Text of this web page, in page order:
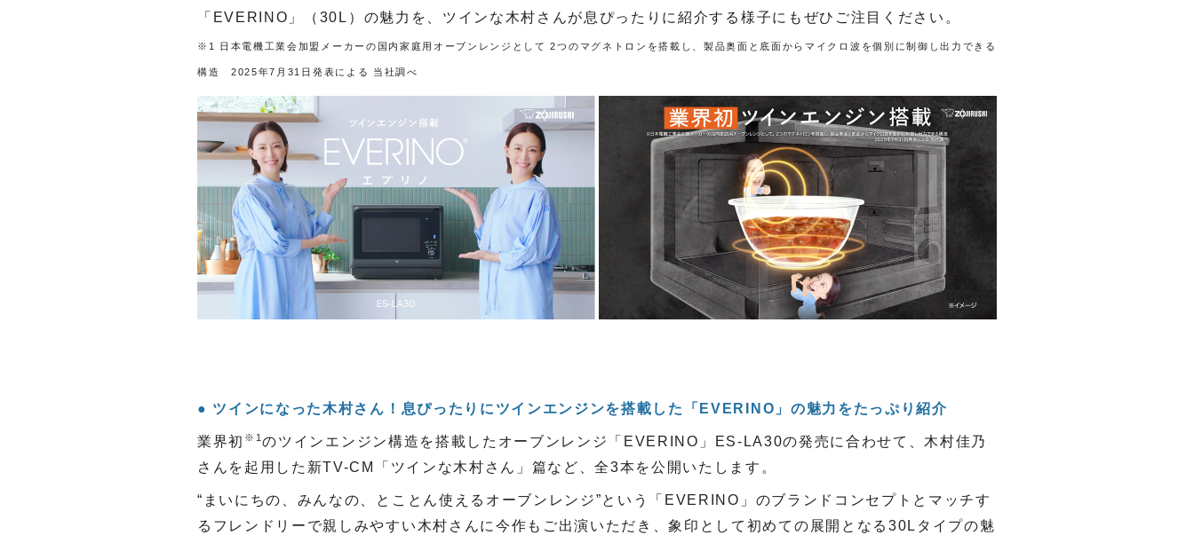
「EVERINO」（30L）の魅力を、ツインな木村さんが息ぴったりに紹介する様子にもぜひご注目ください。
※1 日本電機工業会加盟メーカーの国内家庭用オーブンレンジとして2つのマグネトロンを搭載し、製品奥面と底面からマイクロ波を個別に制御し出力できる
構造 2025年7月31日発表による 当社調べ
ツインになった木村さん！息ぴったりにツインエンジンを搭載した「EVERINO」の魅力をたっぷり紹介
業界初 ※ 1のツインエンジン構造を搭載したオーブンレンジ「EVERINO」ES-LA30の発売に合わせて、木村佳乃
さんを起用した新TV-CM「ツインな木村さん」篇など、全3本を公開いたします。
“まいにちの、みんなの、とことん使えるオーブンレンジ”という「EVERINO」のブランドコンセプトとマッチす
るフレンドリーで親しみやすい木村さんに今作もご出演いただき、象印として初めての展開となる30Lタイプの魅